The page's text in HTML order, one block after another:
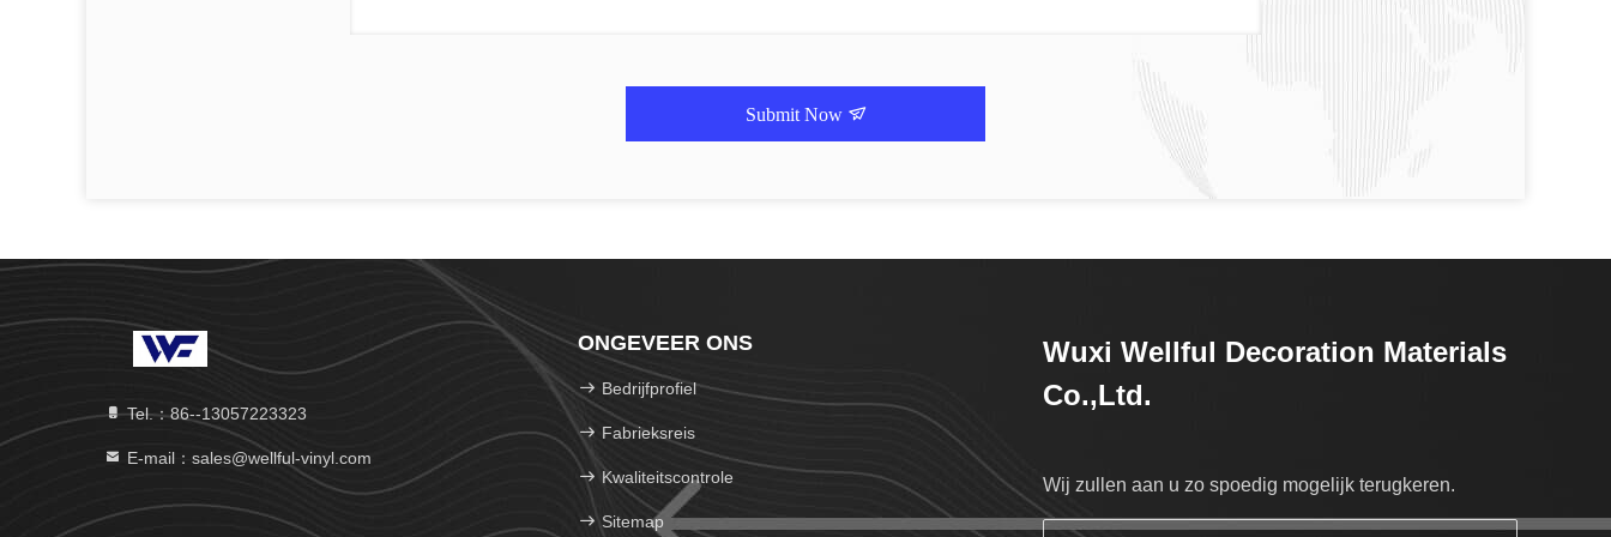
Submit Now
Tel.：86--13057223323
E-mail：sales@wellful-vinyl.com
ONGEVEER ONS
Bedrijfprofiel
Fabrieksreis
Kwaliteitscontrole
Sitemap
Wuxi Wellful Decoration Materials
Co.,Ltd.
Wij zullen aan u zo spoedig mogelijk terugkeren.